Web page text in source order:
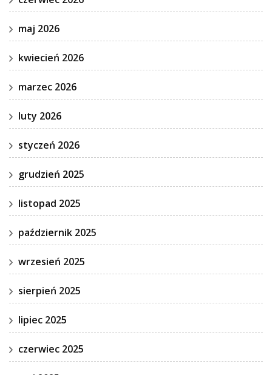
maj 2026
kwiecień 2026
marzec 2026
luty 2026
styczeń 2026
grudzień 2025
listopad 2025
październik 2025
wrzesień 2025
sierpień 2025
lipiec 2025
czerwiec 2025